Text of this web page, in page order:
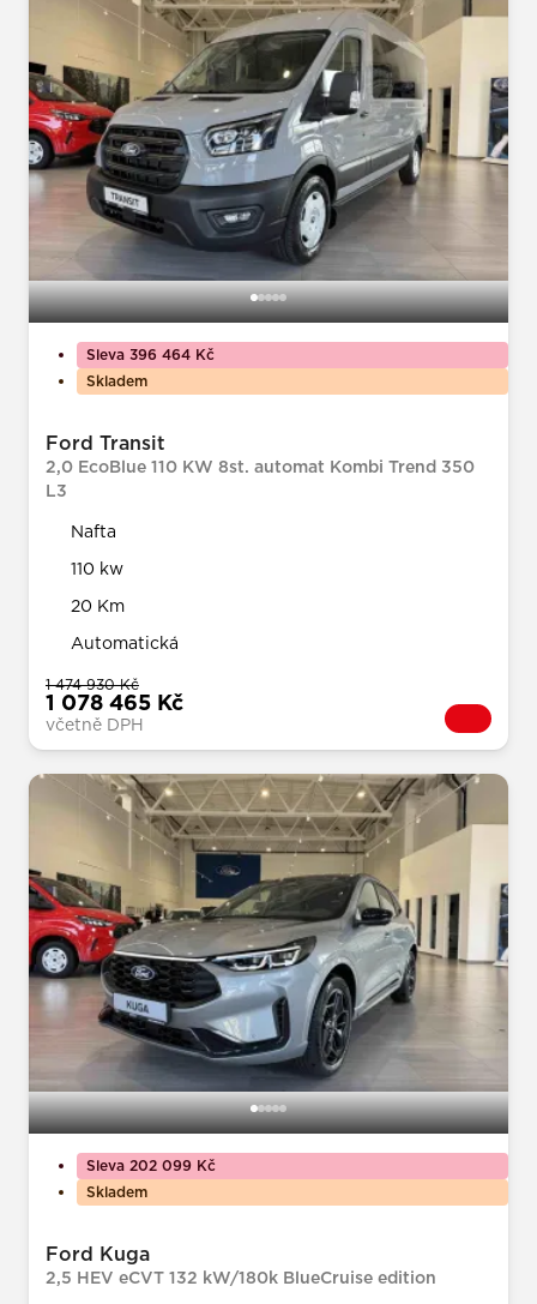
Sleva 396 464 Kč
Skladem
Ford Transit
2,0 EcoBlue 110 KW 8st. automat Kombi Trend 350
L3
Nafta
110 kw
20 Km
Automatická
1 474 930 Kč
1 078 465 Kč
včetně DPH
Sleva 202 099 Kč
Skladem
Ford Kuga
2,5 HEV eCVT 132 kW/180k BlueCruise edition